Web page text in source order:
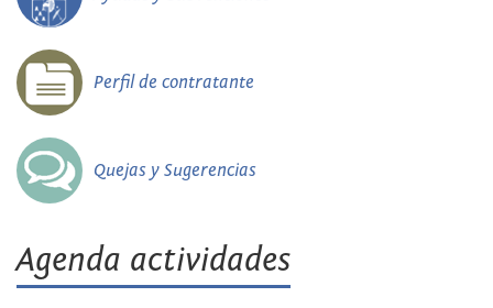
Perfil de contratante
Quejas y Sugerencias
Agenda actividades